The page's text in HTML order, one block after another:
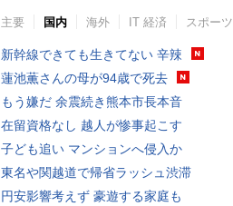
主要 国内 海外 IT 経済 スポーツ
新幹線できても生きてない 辛辣
蓮池薫さんの母が94歳で死去
もう嫌だ 余震続き熊本市長本音
在留資格なし 越人が惨事起こす
子ども追い マンションへ侵入か
東名や関越道で帰省ラッシュ渋滞
円安影響考えず 豪遊する家庭も